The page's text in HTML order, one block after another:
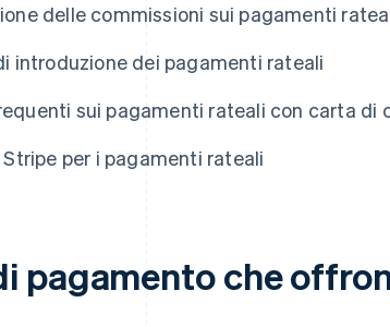
delle commissioni sui pagamenti
introduzione dei pagamenti rateali
sui pagamenti rateali con carta di
per i pagamenti rateali
pagamento che